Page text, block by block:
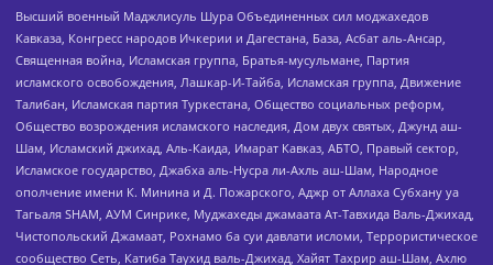
Высший военный Маджлисуль Шура Объединенных сил моджахедов
Кавказа, Конгресс народов Ичкерии и Дагестана, База, Асбат аль-Ансар,
Священная война, Исламская группа, Братья-мусульмане, Партия
исламского освобождения, Лашкар-И-Тайба, Исламская группа, Движение
Талибан, Исламская партия Туркестана, Общество социальных реформ,
Общество возрождения исламского наследия, Дом двух святых, Джунд аш-
Шам, Исламский джихад, Аль-Каида, Имарат Кавказ, АБТО, Правый сектор,
Исламское государство, Джабха аль-Нусра ли-Ахль аш-Шам, Народное
ополчение имени К. Минина и Д. Пожарского, Аджр от Аллаха Субхану уа
Тагьаля SHAM, АУМ Синрике, Муджахеды джамаата Ат-Тавхида Валь-Джихад,
Чистопольский Джамаат, Рохнамо ба суи давлати исломи, Террористическое
сообщество Сеть, Катиба Таухид валь-Джихад, Хайят Тахрир аш-Шам, Ахлю